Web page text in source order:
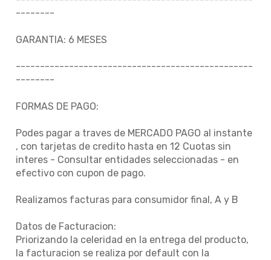
--------
GARANTIA: 6 MESES
-------------------------------------------------
--------
FORMAS DE PAGO:
Podes pagar a traves de MERCADO PAGO al instante
, con tarjetas de credito hasta en 12 Cuotas sin
interes - Consultar entidades seleccionadas - en
efectivo con cupon de pago.
Realizamos facturas para consumidor final, A y B
Datos de Facturacion:
Priorizando la celeridad en la entrega del producto,
la facturacion se realiza por default con la